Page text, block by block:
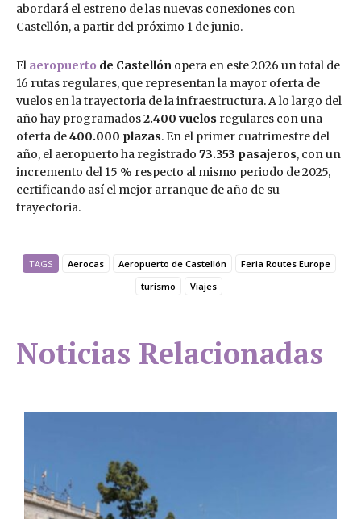
abordará el estreno de las nuevas conexiones con
Castellón, a partir del próximo 1 de junio.
El aeropuerto de Castellón opera en este 2026 un total de
16 rutas regulares, que representan la mayor oferta de
vuelos en la trayectoria de la infraestructura. A lo largo del
año hay programados2.400 vuelos regulares con una
oferta de400.000 plazas. En el primer cuatrimestre del
año, el aeropuerto ha registrado 73.353 pasajeros, con un
incremento del 15 % respecto al mismo periodo de 2025,
certificando así el mejor arranque de año de su
trayectoria.
TAGS Aerocas Aeropuerto de Castellón
Feria Routes Europe
turismo
Viajes
Noticias Relacionadas